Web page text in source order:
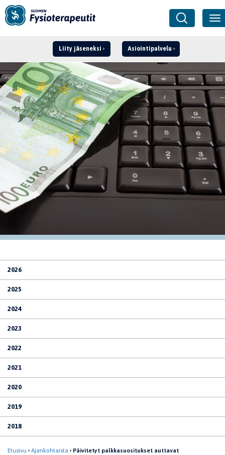
Liity jäseneksi Asiointipalvelu
Kirjaudu ›
2026
2025
2024
2023
2022
2021
2020
2019
2018
Etusivu Ajankohtaista
Päivitetyt palkkasuositukset auttavat